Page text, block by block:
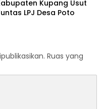
Kupang Usut
LPJ Desa Poto
Ruas yang